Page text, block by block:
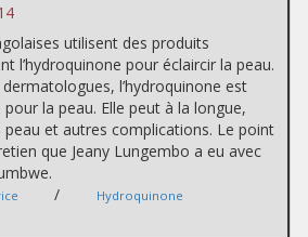
utilisent des produits
l’hydroquinone pour éclaircir la peau.
l’hydroquinone est
la peau. Elle peut à la longue,
peau et autres complications. Le point
que Jeany Lungembo a eu avec
/ Hydroquinone